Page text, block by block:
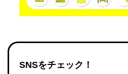
SNSをチェック！